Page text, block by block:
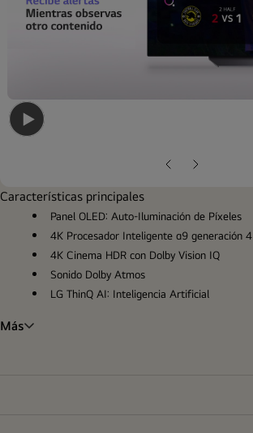
Diapositiva
Siguiente
Características principales
Panel OLED: Auto-Iluminación de Píxeles
4K Procesador Inteligente α9 generación 4
4K Cinema HDR con Dolby Vision IQ
Sonido Dolby Atmos
LG ThinQ AI: Inteligencia Artificial
Más